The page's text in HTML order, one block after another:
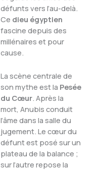
défunts vers l’au-delà.
Ce dieu égyptien
fascine depuis des
millénaires et pour
cause.
La scène centrale de
son mythe est la Pesée
du Cœur. Après la
mort, Anubis conduit
l’âme dans la salle du
jugement. Le cœur du
défunt est posé sur un
plateau de la balance ;
sur l’autre repose la